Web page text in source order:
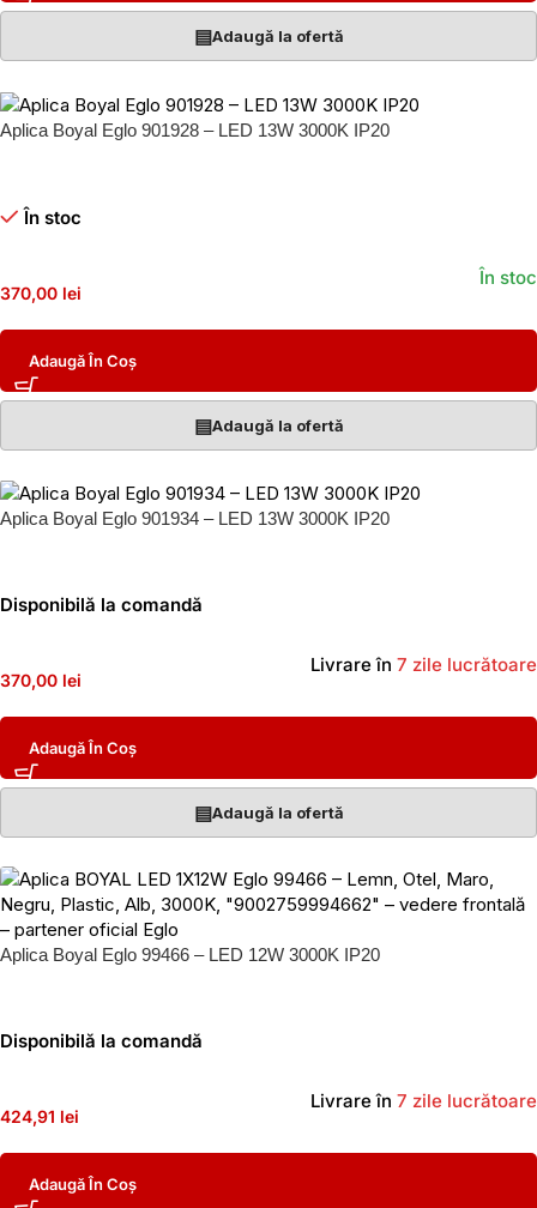
▤Adaugă la ofertă
Aplica Boyal Eglo 901928 – LED 13W 3000K IP20
În stoc
370,00 lei
În stoc
Adaugă În Coș
▤Adaugă la ofertă
Aplica Boyal Eglo 901934 – LED 13W 3000K IP20
Disponibilă la comandă
370,00 lei
Livrare în 7 zile lucrătoare
Adaugă În Coș
▤Adaugă la ofertă
Aplica Boyal Eglo 99466 – LED 12W 3000K IP20
Disponibilă la comandă
424,91 lei
Livrare în 7 zile lucrătoare
Adaugă În Coș